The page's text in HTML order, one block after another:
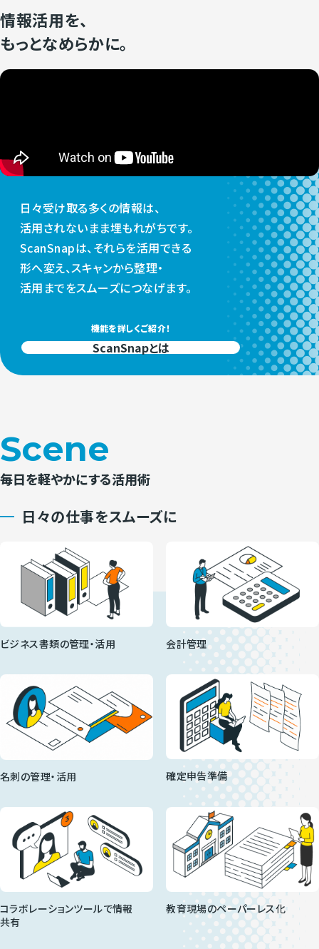
情報活用を、
もっとなめらかに。
日々受け取る多くの情報は、
活用されないまま埋もれがちです。
ScanSnapは、それらを活用できる
形へ変え、スキャンから整理・
活用までをスムーズにつなげます。
機能を詳しくご紹介！
ScanSnapとは
Scene
毎日を軽やかにする活用術
日々の仕事をスムーズに
ビジネス書類の管理・活用 会計管理
名刺の管理・活用 確定申告準備
コラボレーションツールで情報
共有
教育現場のペーパーレス化